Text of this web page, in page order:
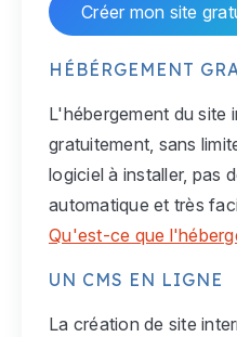
Créer mon site
HÉBÉRGEMENT
L'hébergement du site
gratuitement, sans
logiciel à installer, pas
automatique et très
Qu'est-ce que
UN CMS EN LIGNE
La création de site